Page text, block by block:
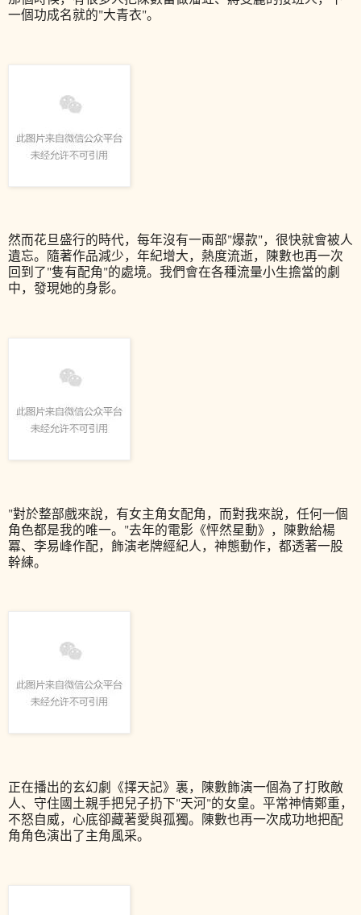
一個功成名就的"大青衣"。
然而花旦盛行的時代，每年沒有一兩部"爆款"，很快就會被人
遺忘。隨著作品減少，年紀增大，熱度流逝，陳數也再一次
回到了"隻有配角"的處境。我們會在各種流量小生擔當的劇
中，發現她的身影。
"對於整部戲來說，有女主角女配角，而對我來說，任何一個
角色都是我的唯一。"去年的電影《怦然星動》，陳數給楊
冪、李易峰作配，飾演老牌經紀人，神態動作，都透著一股
幹練。
正在播出的玄幻劇《擇天記》裏，陳數飾演一個為了打敗敵
人、守住國土親手把兒子扔下"天河"的女皇。平常神情鄭重，
不怒自威，心底卻藏著愛與孤獨。陳數也再一次成功地把配
角角色演出了主角風采。